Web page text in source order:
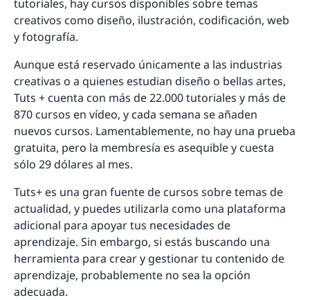
tutoriales, hay cursos disponibles sobre temas
creativos como diseño, ilustración, codificación, web
y fotografía.
Aunque está reservado únicamente a las industrias
creativas o a quienes estudian diseño o bellas artes,
Tuts + cuenta con más de 22.000 tutoriales y más de
870 cursos en vídeo, y cada semana se añaden
nuevos cursos. Lamentablemente, no hay una prueba
gratuita, pero la membresía es asequible y cuesta
sólo 29 dólares al mes.
Tuts+ es una gran fuente de cursos sobre temas de
actualidad, y puedes utilizarla como una plataforma
adicional para apoyar tus necesidades de
aprendizaje. Sin embargo, si estás buscando una
herramienta para crear y gestionar tu contenido de
aprendizaje, probablemente no sea la opción
adecuada.